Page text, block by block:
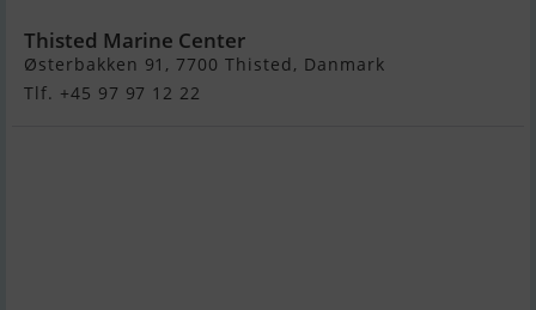
Thisted Marine Center
Østerbakken 91, 7700 Thisted, Danmark
Tlf. +45 97 97 12 22